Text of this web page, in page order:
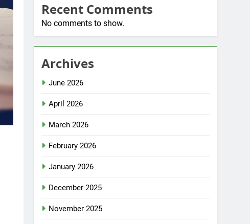
Recent Comments
No comments to show.
Archives
June 2026
April 2026
March 2026
February 2026
January 2026
December 2025
November 2025